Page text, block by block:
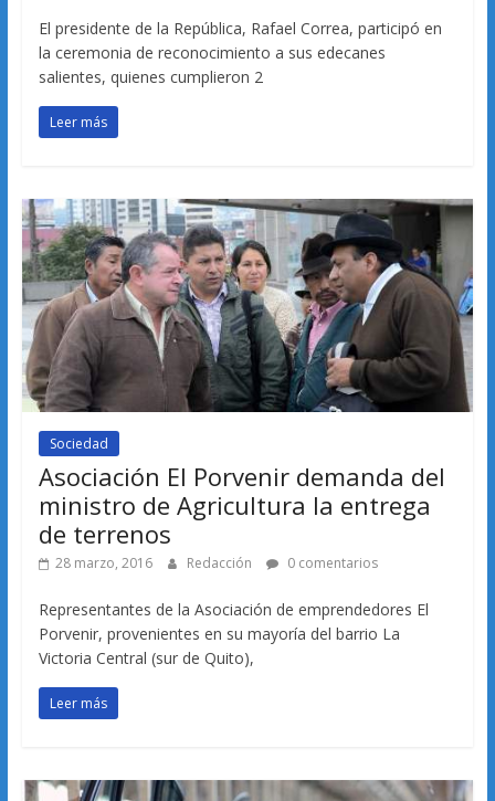
El presidente de la República, Rafael Correa, participó en
la ceremonia de reconocimiento a sus edecanes
salientes, quienes cumplieron 2
Leer más
Sociedad
Asociación El Porvenir demanda del
ministro de Agricultura la entrega
de terrenos
28 marzo, 2016 Redacción 0 comentarios
Representantes de la Asociación de emprendedores El
Porvenir, provenientes en su mayoría del barrio La
Victoria Central (sur de Quito),
Leer más